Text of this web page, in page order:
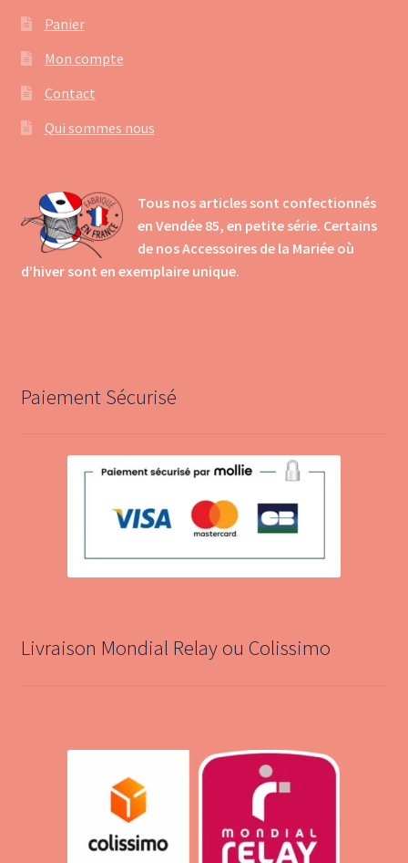
Panier
Mon compte
Contact
Qui sommes nous
Tous nos articles sont confectionnés
en Vendée 85, en petite série. Certains
de nos Accessoires de la Mariée où
d’hiver sont en exemplaire unique.
Paiement Sécurisé
Livraison Mondial Relay ou Colissimo